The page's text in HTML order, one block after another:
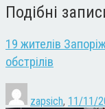
Подібні
19 жителів
обстрілів
zapsich, 11/11/